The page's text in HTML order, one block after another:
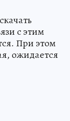
с этим
При этом
ожидается